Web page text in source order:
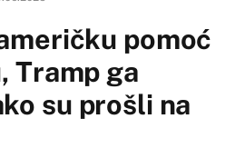
pomoć
Tramp ga
su prošli na